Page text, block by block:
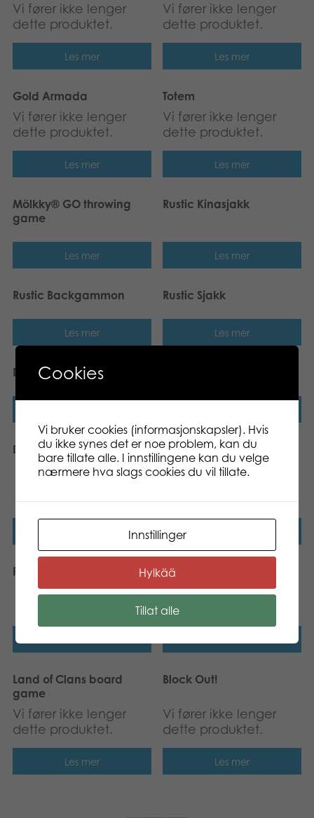
Vi fører ikke lenger
dette produktet.
Les mer
Vi fører ikke lenger
dette produktet.
Les mer
Gold Armada
Vi fører ikke lenger
dette produktet.
Les mer
Totem
Vi fører ikke lenger
dette produktet.
Les mer
Mölkky® GO throwing
game
Les mer
Rustic Kinasjakk
Les mer
Rustic Backgammon
Les mer
Rustic Sjakk
Les mer
Deluxe 5 i 1
Deluxe Kalaha
Trendy Sjakk board
game
dette produktet.
Populære kortspill Dicetto dice game
Vi fører ikke lenger
dette produktet.
Land of Clans board
game
Vi fører ikke lenger
dette produktet.
Les mer
Block Out!
Vi fører ikke lenger
dette produktet.
Les mer
Cookies
Vi bruker cookies (informasjonskapsler). Hvis
du ikke synes det er noe problem, kan du
bare tillate alle. I innstillingene kan du velge
nærmere hva slags cookies du vil tillate.
Innstillinger
Hylkää
Tillat alle